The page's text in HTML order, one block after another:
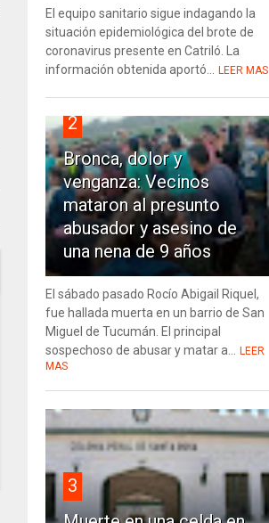
El equipo sanitario sigue indagando la
situación epidemiológica del brote de
coronavirus presente en Catriló. La
información obtenida aportó... LEER MAS
2
Bronca, dolor y
venganza: Vecinos
mataron al presunto
abusador y asesino de
una nena de 9 años
El sábado pasado Rocío Abigail Riquel,
fue hallada muerta en un barrio de San
Miguel de Tucumán. El principal
sospechoso de abusar y matar a... LEER
MAS
3